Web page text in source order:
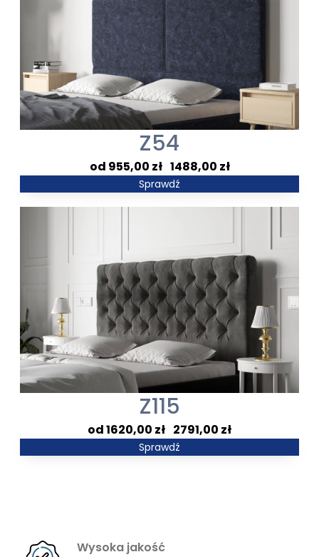
Z54
955,00 zł– 1488,00 zł
Zakres
1488,00 zł
Sprawdź
Z115
1620,00 zł 2791,00 zł
Zakres
Sprawdź
Wysoka jakość